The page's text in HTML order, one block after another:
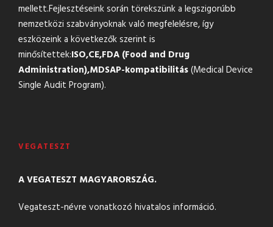
mellett.Fejlesztéseink során törekszünk a legszigorúbb
nemzetközi szabványoknak való megfelelésre, így
eszközeink a következők szerint is
minősítettek:ISO,CE,FDA (Food and Drug
Administration),MDSAP-kompatibilitás(Medical Device
Single Audit Program).
VEGATESZT
A VEGATESZT MAGYARORSZÁG.
Vegateszt-névre vonatkozó hivatalos információ.